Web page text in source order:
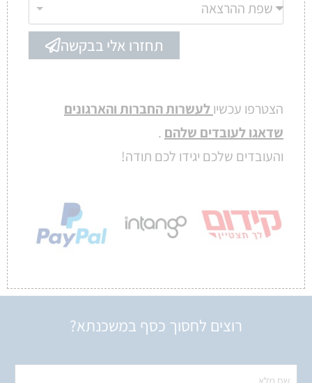
תחזרו אלי בבקשה
הצטרפו עכשיולעשרות החברות והארגונים
שדאגו לעובדים שלהם .
והעובדים שלכם יגידו לכם תודה!
רוצים לחסוך כסף במשכנתא?